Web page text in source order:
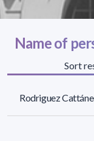
Name of
Sort
Rodriguez